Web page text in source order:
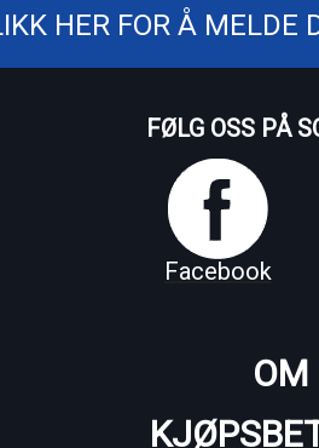
HER FOR Å MELDE
FØLG OSS PÅ
Facebook
OM